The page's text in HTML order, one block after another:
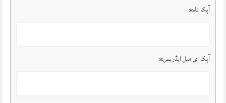
آپکا نام*
آپکا ای میل ایڈریس*